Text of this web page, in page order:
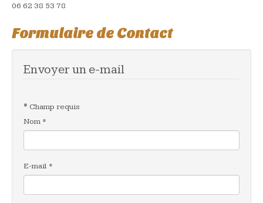
06 62 38 53 78
Formulaire de Contact
Envoyer un e-mail
* Champ requis
Nom *
E-mail *